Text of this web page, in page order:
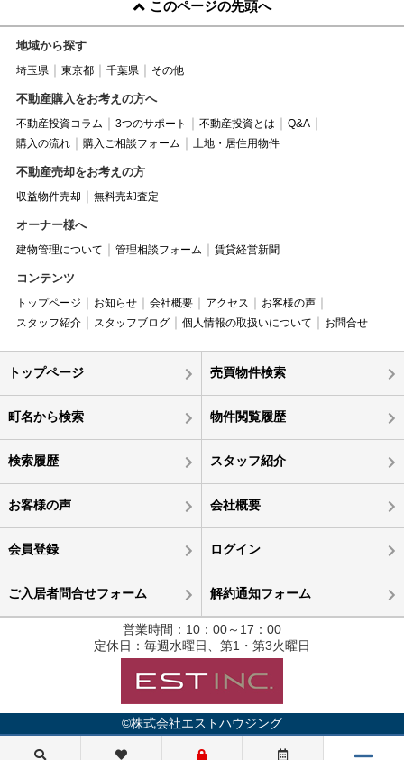
このページの先頭へ
地域から探す
埼玉県 東京都 千葉県 その他
不動産購入をお考えの方へ
不動産投資コラム 3つのサポート 不動産投資とは
Q&A
購入の流れ
購入ご相談フォーム 土地・居住用物件
不動産売却をお考えの方
収益物件売却 無料売却査定
オーナー様へ
建物管理について 管理相談フォーム 賃貸経営新聞
コンテンツ
トップページ お知らせ 会社概要 アクセス
お客様の声
スタッフ紹介
スタッフブログ 個人情報の取扱いについて お問合せ
トップページ 売買物件検索
町名から検索 物件閲覧履歴
検索履歴 スタッフ紹介
お客様の声 会社概要
会員登録 ログイン
ご入居者問合せフォーム 解約通知フォーム
営業時間：10：00～17：00
定休日：毎週水曜日、第1・第3火曜日
©株式会社エストハウジング